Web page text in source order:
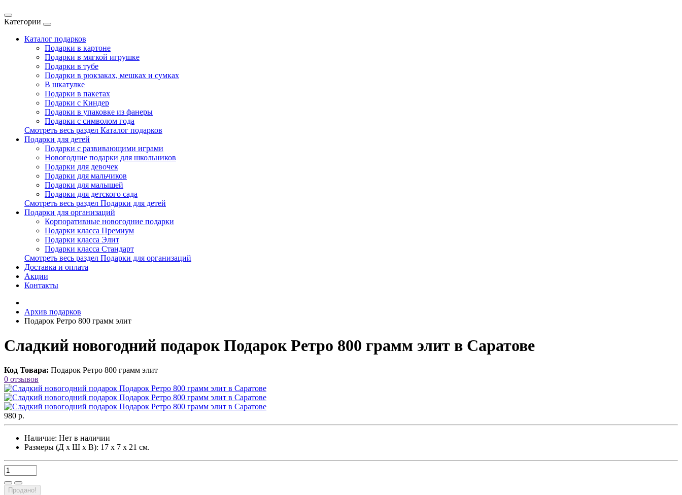
Категории
Каталог подарков
Подарки в картоне
Подарки в мягкой игрушке
Подарки в тубе
Подарки в рюкзаках, мешках и сумках
В шкатулке
Подарки в пакетах
Подарки с Киндер
Подарки в упаковке из фанеры
Подарки с символом года
Смотреть весь раздел Каталог подарков
Подарки для детей
Подарки с развивающими играми
Новогодние подарки для школьников
Подарки для девочек
Подарки для мальчиков
Подарки для малышей
Подарки для детского сада
Смотреть весь раздел Подарки для детей
Подарки для организаций
Корпоративные новогодние подарки
Подарки класса Премиум
Подарки класса Элит
Подарки класса Стандарт
Смотреть весь раздел Подарки для организаций
Доставка и оплата
Акции
Контакты
Архив подарков
Подарок Ретро 800 грамм элит
Сладкий новогодний подарок Подарок Ретро 800 грамм элит в Саратове
Код Товара: Подарок Ретро 800 грамм элит
0 отзывов
980 р.
Наличие: Нет в наличии
Размеры (Д х Ш х В): 17 х 7 х 21 см.
Продано!